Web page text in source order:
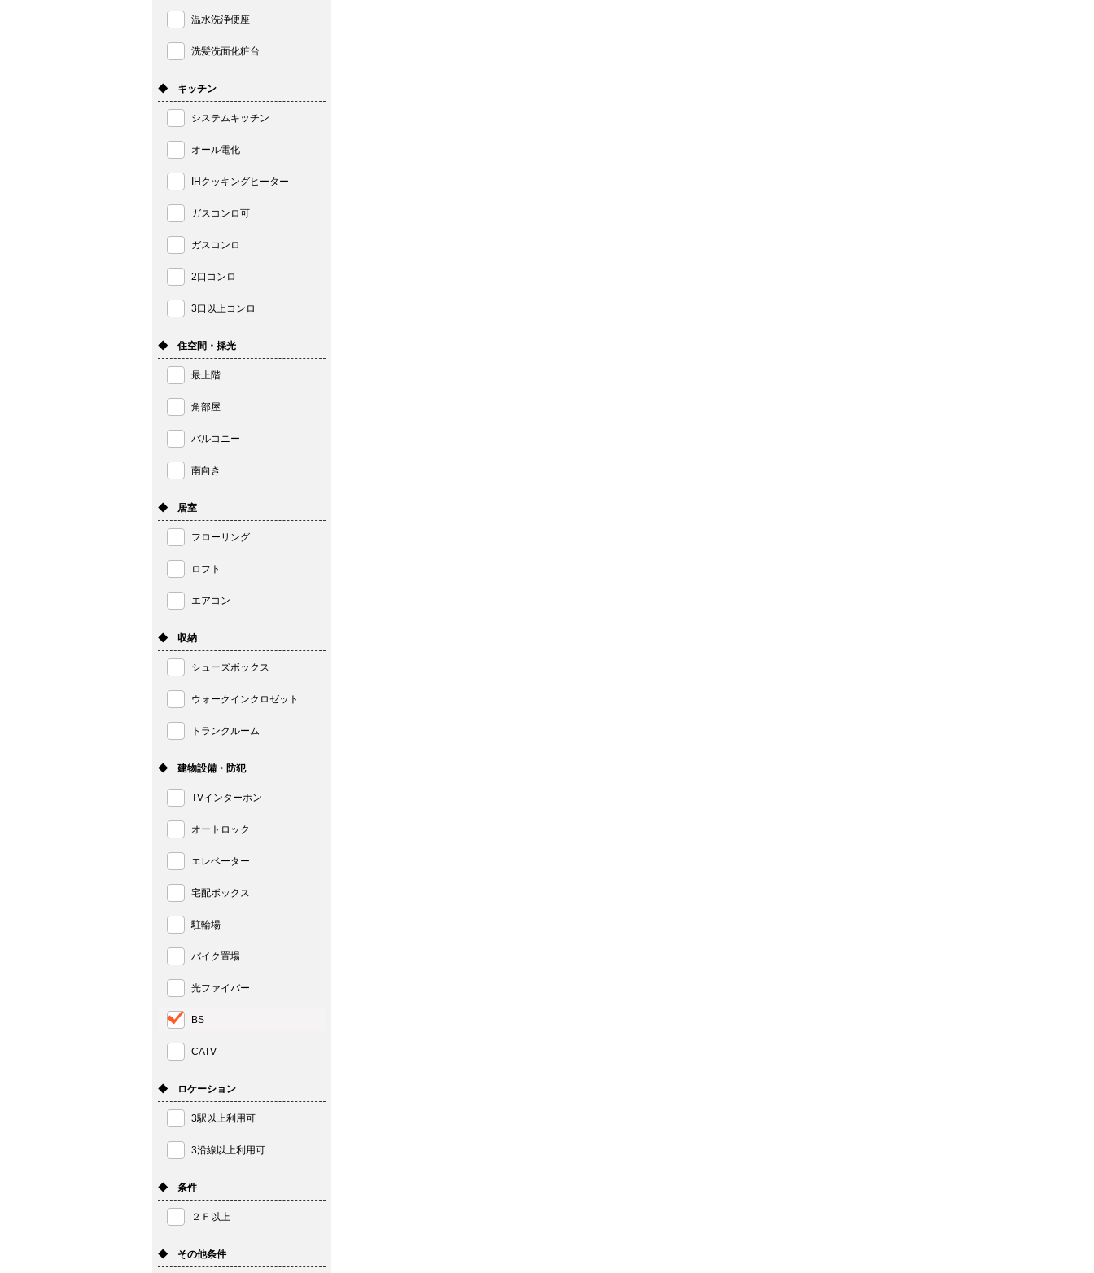
温水洗浄便座
洗髪洗面化粧台
◆ キッチン
システムキッチン
オール電化
IHクッキングヒーター
ガスコンロ可
ガスコンロ
2口コンロ
3口以上コンロ
◆ 住空間・採光
最上階
角部屋
バルコニー
南向き
◆ 居室
フローリング
ロフト
エアコン
◆ 収納
シューズボックス
ウォークインクロゼット
トランクルーム
◆ 建物設備・防犯
TVインターホン
オートロック
エレベーター
宅配ボックス
駐輪場
バイク置場
光ファイバー
BS
CATV
◆ ロケーション
3駅以上利用可
3沿線以上利用可
◆ 条件
２Ｆ以上
◆ その他条件